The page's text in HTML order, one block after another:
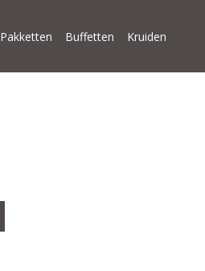
Pakketten Buffetten Kruiden